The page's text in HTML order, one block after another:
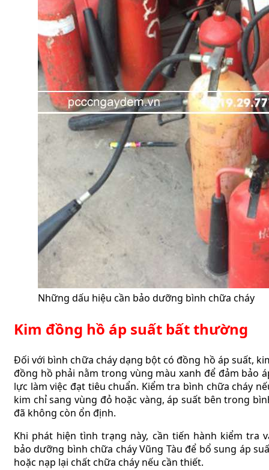
Những dấu hiệu cần bảo dưỡng bình chữa cháy
Kim đồng hồ áp suất bất thường
Đối với bình chữa cháy dạng bột có đồng hồ áp suất,
đồng hồ phải nằm trong vùng màu xanh để đảm bảo
lực làm việc đạt tiêu chuẩn. Kiểm tra bình chữa cháy
kim chỉ sang vùng đỏ hoặc vàng, áp suất bên trong
đã không còn ổn định.
Khi phát hiện tình trạng này, cần tiến hành kiểm tra
bảo dưỡng bình chữa cháy Vũng Tàu để bổ sung áp
hoặc nạp lại chất chữa cháy nếu cần thiết.